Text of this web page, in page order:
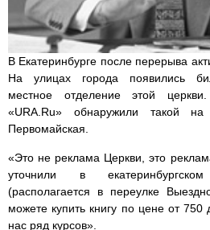
В Екатеринбурге после перерыва
На улицах города появились
местное отделение этой
«URA.Ru» обнаружили такой на
Первомайская.
«Это не реклама Церкви, это
уточнили в
(располагается в переулке
можете купить книгу по цене от
нас ряд курсов».